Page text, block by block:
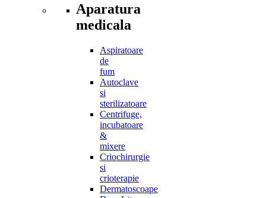
Aparatura
medicala
Aspiratoare
de
fum
Autoclave
si
sterilizatoare
Centrifuge,
incubatoare
&
mixere
Criochirurgie
si
crioterapie
Dermatoscoape